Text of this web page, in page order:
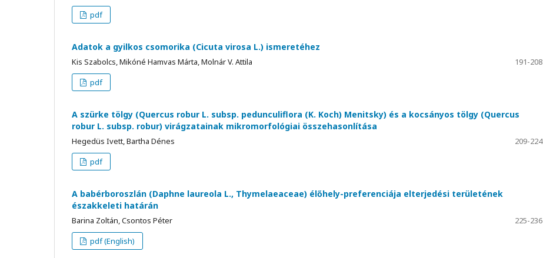
pdf
Adatok a gyilkos csomorika (Cicuta virosa L.) ismeretéhez
Kis Szabolcs, Mikóné Hamvas Márta, Molnár V. Attila
191-208
pdf
A szürke tölgy (Quercus robur L. subsp. pedunculiflora (K. Koch) Menitsky) és a kocsányos tölgy (Quercus
robur L. subsp. robur) virágzatainak mikromorfológiai összehasonlítása
Hegedüs Ivett, Bartha Dénes
209-224
pdf
A babérboroszlán (Daphne laureola L., Thymelaeaceae) élőhely-preferenciája elterjedési területének
északkeleti határán
Barina Zoltán, Csontos Péter
225-236
pdf (English)